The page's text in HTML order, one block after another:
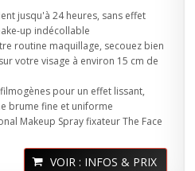
jusqu'à 24 heures, sans effet
up indécollable
routine maquillage, secouez bien
votre visage à environ 15 cm de
pour un effet lissant,
brume fine et uniforme
Makeup Spray fixateur The Face
VOIR : INFOS & PRIX